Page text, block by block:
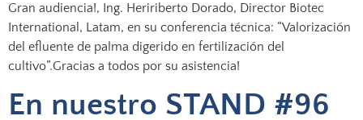
Gran audiencia!, Ing. Heririberto Dorado, Director Biotec
International, Latam, en su conferencia técnica: “Valorización
del efluente de palma digerido en fertilización del
cultivo”.Gracias a todos por su asistencia!
En nuestro STAND #96